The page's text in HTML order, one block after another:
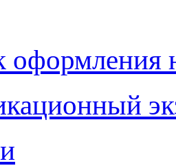
оформления